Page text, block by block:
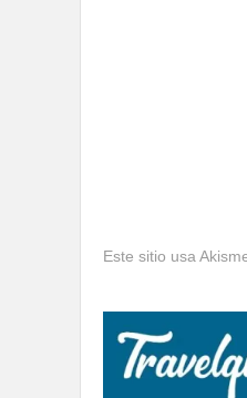
Este sitio usa